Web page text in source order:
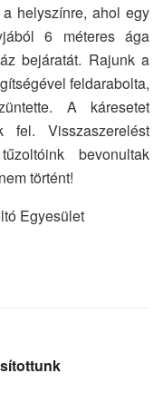
helyszínre, ahol egy
6 méteres ága
bejáratát. Rajunk a
feldarabolta,
A káresetet
fel. Visszaszerelést
bevonultak
történt!
Egyesület